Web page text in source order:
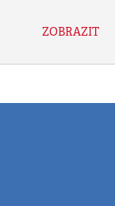
ZOBRAZIT